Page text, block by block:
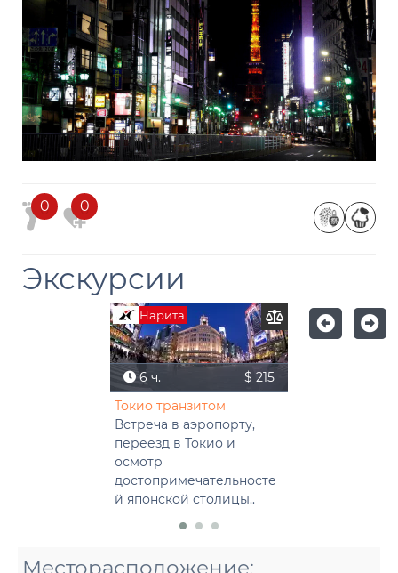
0 0
Экскурсии
Нарита
6 ч.
$ 215
Токио транзитом
Встреча в аэропорту,
переезд в Токио и
осмотр
достопримечательносте
й японской столицы..
Месторасположение: